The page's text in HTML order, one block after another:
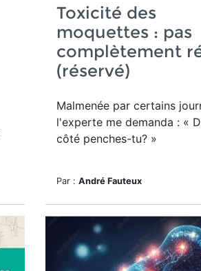
Toxicité des
moquettes : pas
complètement
(réservé)
Malmenée par certains
l'experte me demanda : «
côté penches-tu? »
Par : André Fauteux